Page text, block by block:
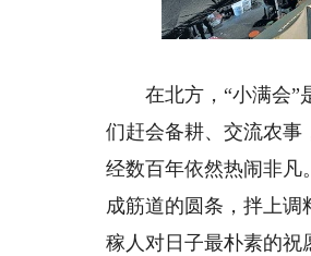
在北方，“小满会”是
们赶会备耕、交流农事
经数百年依然热闹非
成筋道的圆条，拌上调
稼人对日子最朴素的祝